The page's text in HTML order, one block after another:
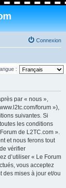
Connexion
:
par « nous »,
forum »),
suivantes. Si
les conditions
de L2TC.com ».
et nous ferons tout
vérifier
d’utiliser « Le Forum
vous acceptez
des mises à jour et/ou